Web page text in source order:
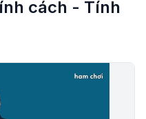
cách - Tính